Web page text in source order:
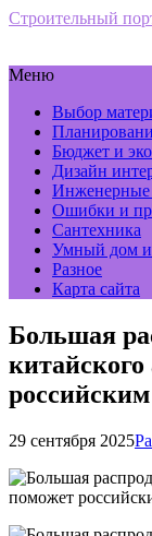
Строительный
Меню
Выбор
Бюджет и
Дизайн
Инженерные
Ошибки и
Сантехника
Умный дом и
Разное
Карта сайта
Большая
29 сентября 2025